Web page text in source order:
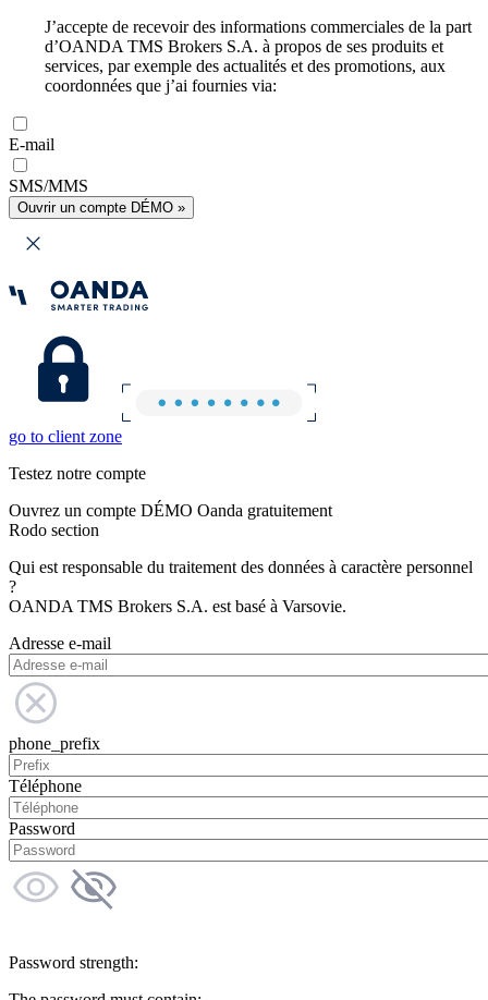
J’accepte de recevoir des informations commerciales de la part
d’OANDA TMS Brokers S.A. à propos de ses produits et
services, par exemple des actualités et des promotions, aux
coordonnées que j’ai fournies via:
E-mail
SMS/MMS
Ouvrir un compte DÉMO »
go to client zone
Testez notre compte
Ouvrez un compte DÉMO Oanda gratuitement
Rodo section
Qui est responsable du traitement des données à caractère personnel
?
OANDA TMS Brokers S.A. est basé à Varsovie.
Adresse e-mail
phone_prefix
Téléphone
Password
Password strength: